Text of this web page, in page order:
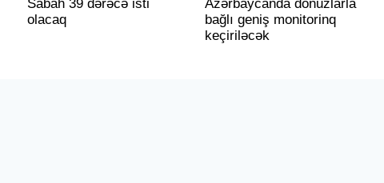
Sabah 39 dərəcə isti
olacaq
Azərbaycanda donuzlarla
bağlı geniş monitorinq
keçiriləcək